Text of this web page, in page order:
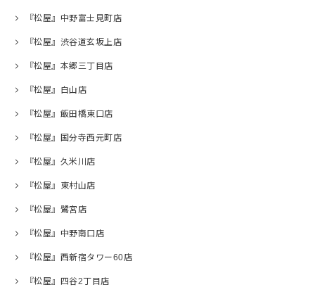
『松屋』中野富士見町店
『松屋』渋谷道玄坂上店
『松屋』本郷三丁目店
『松屋』白山店
『松屋』飯田橋東口店
『松屋』国分寺西元町店
『松屋』久米川店
『松屋』東村山店
『松屋』鷺宮店
『松屋』中野南口店
『松屋』西新宿タワー60店
『松屋』四谷2丁目店